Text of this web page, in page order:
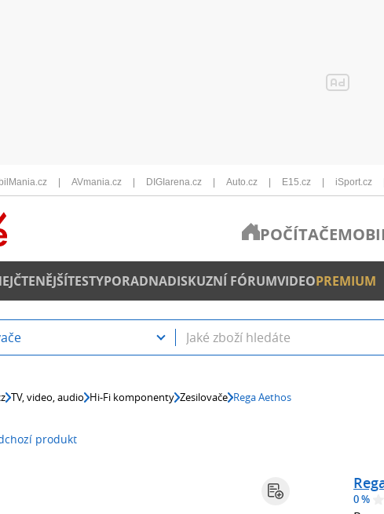
AVmania.cz DIGIarena.cz Auto.cz E15.cz iSport.cz
POČÍTAČE
TESTYPORADNADISKUZNÍ FÓRUMVIDEOPREMIUM
TV, video, audio Hi-Fi komponenty Zesilovače Rega Aethos
produkt
0 %